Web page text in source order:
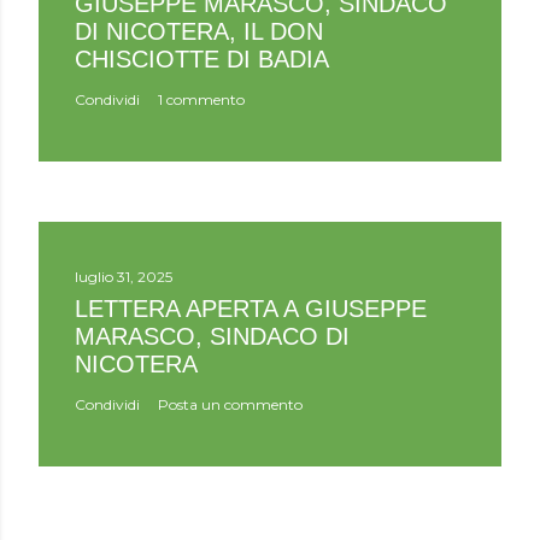
DI NICOTERA, IL DON
CHISCIOTTE DI BADIA
Condividi 1 commento
luglio 31, 2025
LETTERA APERTA A GIUSEPPE
MARASCO, SINDACO DI
NICOTERA
Condividi Posta un commento